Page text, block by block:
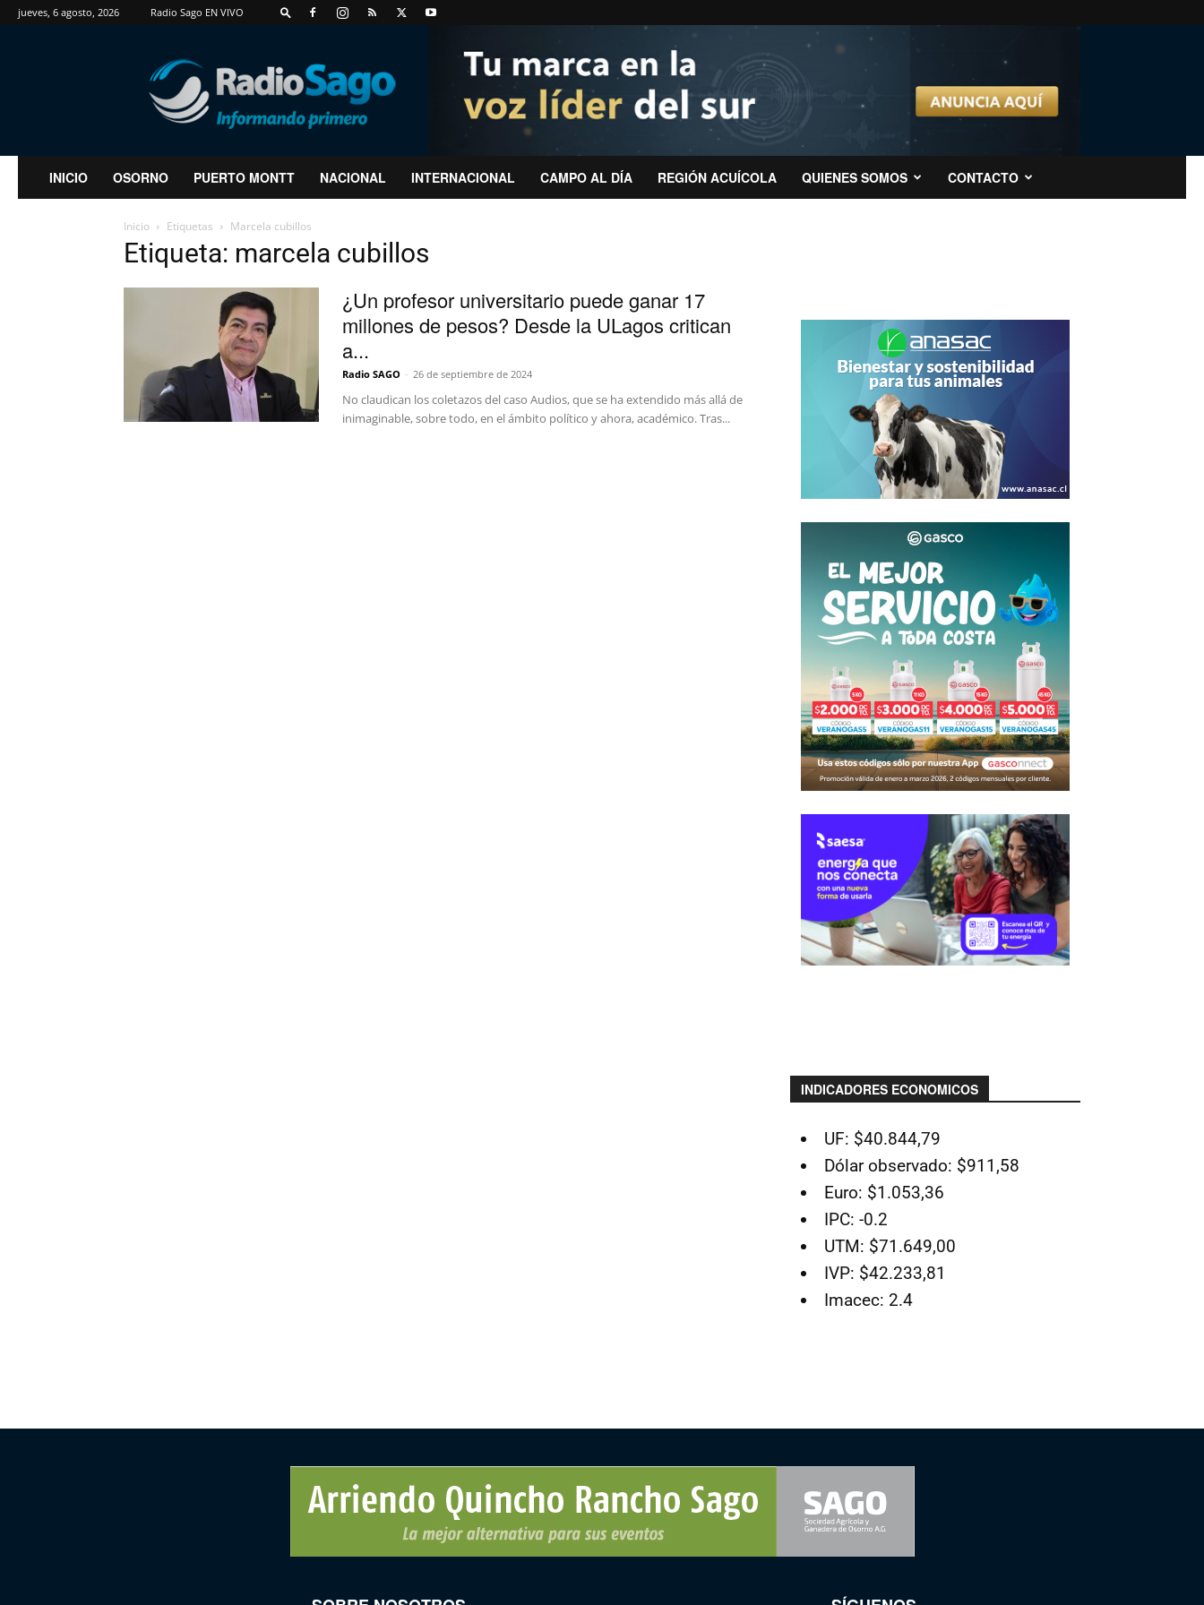
jueves, 6 agosto, 2026 Radio Sago EN VIVO
RadioSago
INICIO OSORNO PUERTO MONTT NACIONAL INTERNACIONAL CAMPO AL DÍA REGIÓN ACUÍCOLA QUIENES SOMOS CONTACTO
Inicio Etiquetas Marcela cubillos
Etiqueta: marcela cubillos
¿Un profesor universitario puede ganar 17
millones de pesos? Desde la ULagos critican
a...
Radio SAGO - 26 de septiembre de 2024
No claudican los coletazos del caso Audios, que se ha extendido más allá de
inimaginable, sobre todo, en el ámbito político y ahora, académico. Tras...
INDICADORES ECONOMICOS
UF: $40.844,79
Dólar observado: $911,58
Euro: $1.053,36
IPC: -0.2
UTM: $71.649,00
IVP: $42.233,81
Imacec: 2.4